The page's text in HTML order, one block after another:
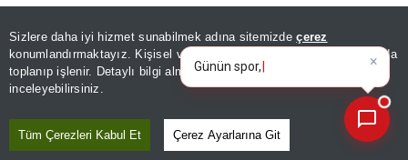
Sizlere daha iyi hizmet sunabilmek adına sitemizdeçerez
konumlandırmaktayız. Kişisel verileriniz, KVKK ve GDPR kapsamında
toplanıp işlenir. Detaylı bilgi almak içinAydınlatma Metnimizi
inceleyebilirsiniz.
Tüm Çerezleri Kabul Et Çerez Ayarlarına Git
Yeni Zelanda’nın Dunedin kentinde sıra dışı bir
belediye meclisi oturumu yaşandı. Meclis Üyesi
Jo Galer, uzaktan erişimle katıldığı canlı yayın
Kameranın açısına asılı durumdaki giysilerin ve
Günün spor, gündem ve
ekonomi gelişmelerini analiz e